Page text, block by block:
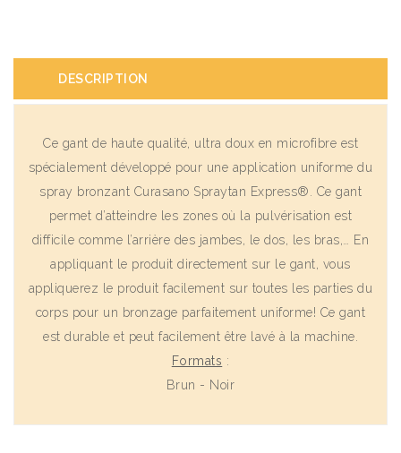
DESCRIPTION
Ce gant de haute qualité, ultra doux en microfibre est
spécialement développé pour une application uniforme du
spray bronzant Curasano Spraytan Express®. Ce gant
permet d’atteindre les zones où la pulvérisation est
difficile comme l’arrière des jambes, le dos, les bras,… En
appliquant le produit directement sur le gant, vous
appliquerez le produit facilement sur toutes les parties du
corps pour un bronzage parfaitement uniforme! Ce gant
est durable et peut facilement être lavé à la machine.
Formats :
Brun - Noir